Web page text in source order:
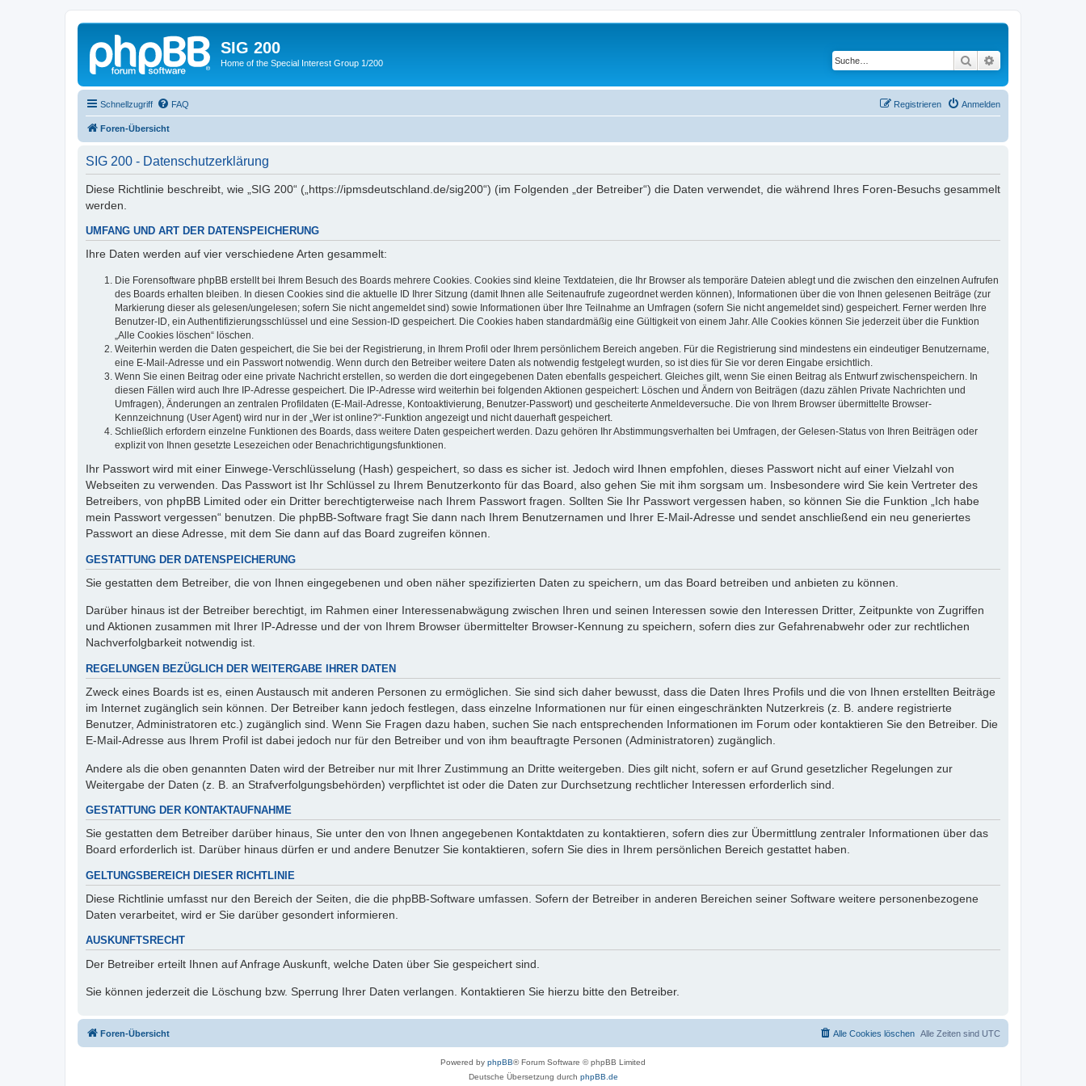
SIG 200
Home of the Special Interest Group 1/200 Suche
Schnellzugriff FAQ Anmelden
Registrieren
Foren-Übersicht
SIG 200 - Datenschutzerklärung
Diese Richtlinie beschreibt, wie „SIG 200“ („https://ipmsdeutschland.de/sig200“) (im Folgenden „der Betreiber“) die Daten verwendet, die während Ihres Foren-Besuchs gesammelt
werden.
UMFANG UND ART DER DATENSPEICHERUNG
Ihre Daten werden auf vier verschiedene Arten gesammelt:
Die Forensoftware phpBB erstellt bei Ihrem Besuch des Boards mehrere Cookies. Cookies sind kleine Textdateien, die Ihr Browser als temporäre Dateien ablegt und die zwischen den einzelnen Aufrufen
des Boards erhalten bleiben. In diesen Cookies sind die aktuelle ID Ihrer Sitzung (damit Ihnen alle Seitenaufrufe zugeordnet werden können), Informationen über die von Ihnen gelesenen Beiträge (zur
Markierung dieser als gelesen/ungelesen; sofern Sie nicht angemeldet sind) sowie Informationen über Ihre Teilnahme an Umfragen (sofern Sie nicht angemeldet sind) gespeichert. Ferner werden Ihre
Benutzer-ID, ein Authentifizierungsschlüssel und eine Session-ID gespeichert. Die Cookies haben standardmäßig eine Gültigkeit von einem Jahr. Alle Cookies können Sie jederzeit über die Funktion
„Alle Cookies löschen“ löschen.
Weiterhin werden die Daten gespeichert, die Sie bei der Registrierung, in Ihrem Profil oder Ihrem persönlichem Bereich angeben. Für die Registrierung sind mindestens ein eindeutiger Benutzername,
eine E-Mail-Adresse und ein Passwort notwendig. Wenn durch den Betreiber weitere Daten als notwendig festgelegt wurden, so ist dies für Sie vor deren Eingabe ersichtlich.
Wenn Sie einen Beitrag oder eine private Nachricht erstellen, so werden die dort eingegebenen Daten ebenfalls gespeichert. Gleiches gilt, wenn Sie einen Beitrag als Entwurf zwischenspeichern. In
diesen Fällen wird auch Ihre IP-Adresse gespeichert. Die IP-Adresse wird weiterhin bei folgenden Aktionen gespeichert: Löschen und Ändern von Beiträgen (dazu zählen Private Nachrichten und
Umfragen), Änderungen an zentralen Profildaten (E-Mail-Adresse, Kontoaktivierung, Benutzer-Passwort) und gescheiterte Anmeldeversuche. Die von Ihrem Browser übermittelte Browser-
Kennzeichnung (User Agent) wird nur in der „Wer ist online?“-Funktion angezeigt und nicht dauerhaft gespeichert.
Schließlich erfordern einzelne Funktionen des Boards, dass weitere Daten gespeichert werden. Dazu gehören Ihr Abstimmungsverhalten bei Umfragen, der Gelesen-Status von Ihren Beiträgen oder
explizit von Ihnen gesetzte Lesezeichen oder Benachrichtigungsfunktionen.
Ihr Passwort wird mit einer Einwege-Verschlüsselung (Hash) gespeichert, so dass es sicher ist. Jedoch wird Ihnen empfohlen, dieses Passwort nicht auf einer Vielzahl von
Webseiten zu verwenden. Das Passwort ist Ihr Schlüssel zu Ihrem Benutzerkonto für das Board, also gehen Sie mit ihm sorgsam um. Insbesondere wird Sie kein Vertreter des
Betreibers, von phpBB Limited oder ein Dritter berechtigterweise nach Ihrem Passwort fragen. Sollten Sie Ihr Passwort vergessen haben, so können Sie die Funktion „Ich habe
mein Passwort vergessen“ benutzen. Die phpBB-Software fragt Sie dann nach Ihrem Benutzernamen und Ihrer E-Mail-Adresse und sendet anschließend ein neu generiertes
Passwort an diese Adresse, mit dem Sie dann auf das Board zugreifen können.
GESTATTUNG DER DATENSPEICHERUNG
Sie gestatten dem Betreiber, die von Ihnen eingegebenen und oben näher spezifizierten Daten zu speichern, um das Board betreiben und anbieten zu können.
Darüber hinaus ist der Betreiber berechtigt, im Rahmen einer Interessenabwägung zwischen Ihren und seinen Interessen sowie den Interessen Dritter, Zeitpunkte von Zugriffen
und Aktionen zusammen mit Ihrer IP-Adresse und der von Ihrem Browser übermittelter Browser-Kennung zu speichern, sofern dies zur Gefahrenabwehr oder zur rechtlichen
Nachverfolgbarkeit notwendig ist.
REGELUNGEN BEZÜGLICH DER WEITERGABE IHRER DATEN
Zweck eines Boards ist es, einen Austausch mit anderen Personen zu ermöglichen. Sie sind sich daher bewusst, dass die Daten Ihres Profils und die von Ihnen erstellten Beiträge
im Internet zugänglich sein können. Der Betreiber kann jedoch festlegen, dass einzelne Informationen nur für einen eingeschränkten Nutzerkreis (z. B. andere registrierte
Benutzer, Administratoren etc.) zugänglich sind. Wenn Sie Fragen dazu haben, suchen Sie nach entsprechenden Informationen im Forum oder kontaktieren Sie den Betreiber. Die
E-Mail-Adresse aus Ihrem Profil ist dabei jedoch nur für den Betreiber und von ihm beauftragte Personen (Administratoren) zugänglich.
Andere als die oben genannten Daten wird der Betreiber nur mit Ihrer Zustimmung an Dritte weitergeben. Dies gilt nicht, sofern er auf Grund gesetzlicher Regelungen zur
Weitergabe der Daten (z. B. an Strafverfolgungsbehörden) verpflichtet ist oder die Daten zur Durchsetzung rechtlicher Interessen erforderlich sind.
GESTATTUNG DER KONTAKTAUFNAHME
Sie gestatten dem Betreiber darüber hinaus, Sie unter den von Ihnen angegebenen Kontaktdaten zu kontaktieren, sofern dies zur Übermittlung zentraler Informationen über das
Board erforderlich ist. Darüber hinaus dürfen er und andere Benutzer Sie kontaktieren, sofern Sie dies in Ihrem persönlichen Bereich gestattet haben.
GELTUNGSBEREICH DIESER RICHTLINIE
Diese Richtlinie umfasst nur den Bereich der Seiten, die die phpBB-Software umfassen. Sofern der Betreiber in anderen Bereichen seiner Software weitere personenbezogene
Daten verarbeitet, wird er Sie darüber gesondert informieren.
AUSKUNFTSRECHT
Der Betreiber erteilt Ihnen auf Anfrage Auskunft, welche Daten über Sie gespeichert sind.
Sie können jederzeit die Löschung bzw. Sperrung Ihrer Daten verlangen. Kontaktieren Sie hierzu bitte den Betreiber.
Foren-Übersicht Alle Zeiten sind UTC
Alle Cookies löschen
Powered by phpBB® Forum Software © phpBB Limited
Deutsche Übersetzung durch phpBB.de